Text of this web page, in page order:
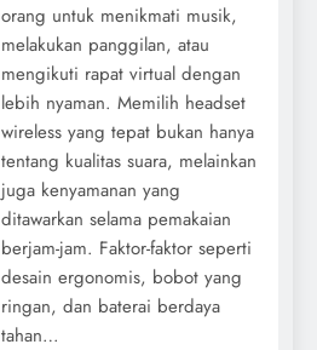
orang untuk menikmati musik,
melakukan panggilan, atau
mengikuti rapat virtual dengan
lebih nyaman. Memilih headset
wireless yang tepat bukan hanya
tentang kualitas suara, melainkan
juga kenyamanan yang
ditawarkan selama pemakaian
berjam-jam. Faktor-faktor seperti
desain ergonomis, bobot yang
ringan, dan baterai berdaya
tahan…